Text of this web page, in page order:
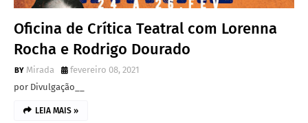
Oficina de Crítica Teatral com Lorenna
Rocha e Rodrigo Dourado
Mirada
fevereiro 08, 2021
por Divulgação__
LEIA MAIS »